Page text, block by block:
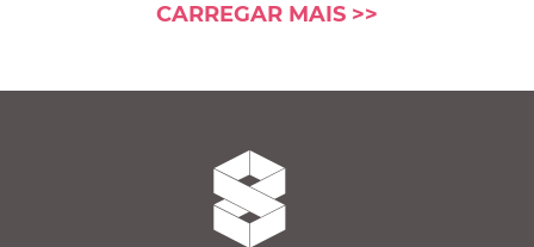
CARREGAR MAIS >>